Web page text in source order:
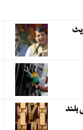
7 ہفتوں کی بلند